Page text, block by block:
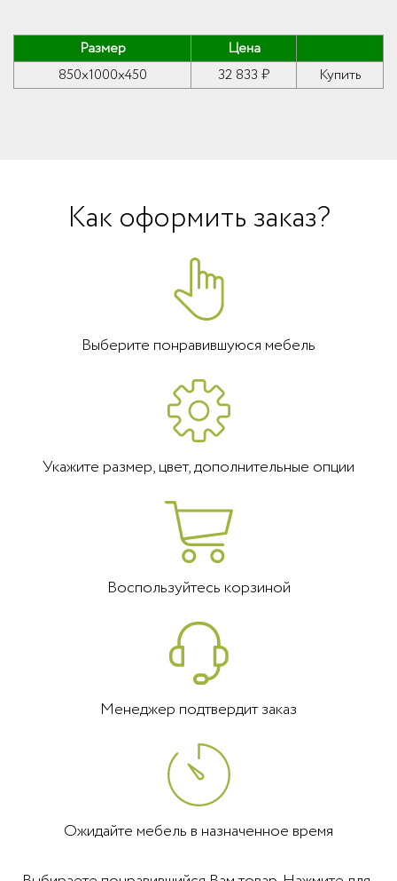
Размер
Цена
850x1000x450
32 833 ₽ Купить
Как оформить заказ?
Выберите понравившуюся мебель
Укажите размер, цвет, дополнительные опции
Воспользуйтесь корзиной
Менеджер подтвердит заказ
Ожидайте мебель в назначенное время